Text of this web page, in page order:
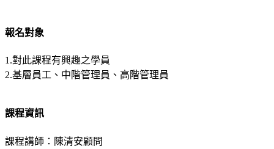
報名對象
1.對此課程有興趣之學員
2.基層員工、中階管理員、高階管理員
課程資訊
課程講師：陳清安顧問